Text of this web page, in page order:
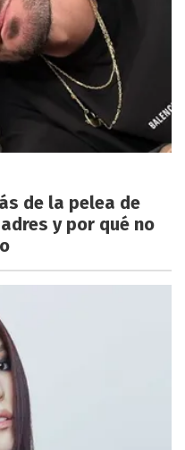
de la pelea de
y por qué no